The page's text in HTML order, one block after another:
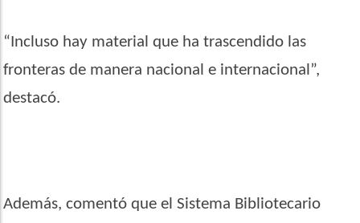
“ Incluso hay material que ha trascendido las
fronteras de manera nacional e internacional”,
destacó.
Además, comentó que el Sistema Bibliotecario